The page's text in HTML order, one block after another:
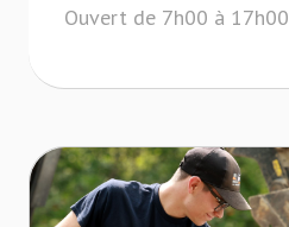
Ouvert de 7h00 à 17h00